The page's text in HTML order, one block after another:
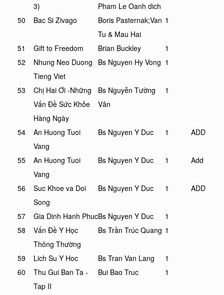
3)
Pham Le Oanh dich
50 Bac Si Zivago
Boris Pasternak;Van
Tu & Mau Hai
1
51 Gift to Freedom Brian Buckley
1
52
Nhung Neo Duong
Tieng Viet
Bs Nguyen Hy Vong 1
53
Chị Hai Ơi -Những
Vấn Đề Sức Khỏe
Hàng Ngày
Bs Nguyễn Tường
Vân
1
54
An Huong Tuoi
Vang
Bs Nguyen Y Duc 1 ADD
55
An Huong Tuoi
Vang
Bs Nguyen Y Duc 1 Add
56
Suc Khoe va Doi
Song
Bs Nguyen Y Duc 1 ADD
57 Gia Dinh Hanh PhucBs Nguyen Y Duc
1
58
Vấn Đề Y Học
Thông Thường
Bs Trần Trúc Quang 1
59 Lich Su Y Hoc Bs Tran Van Lang
1
60
Thu Gui Ban Ta -
Tap II
Bui Bao Truc 1